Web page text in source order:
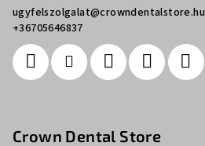
ugyfelszolgalat@crowndentalstore.hu
+36705646837
Crown Dental Store